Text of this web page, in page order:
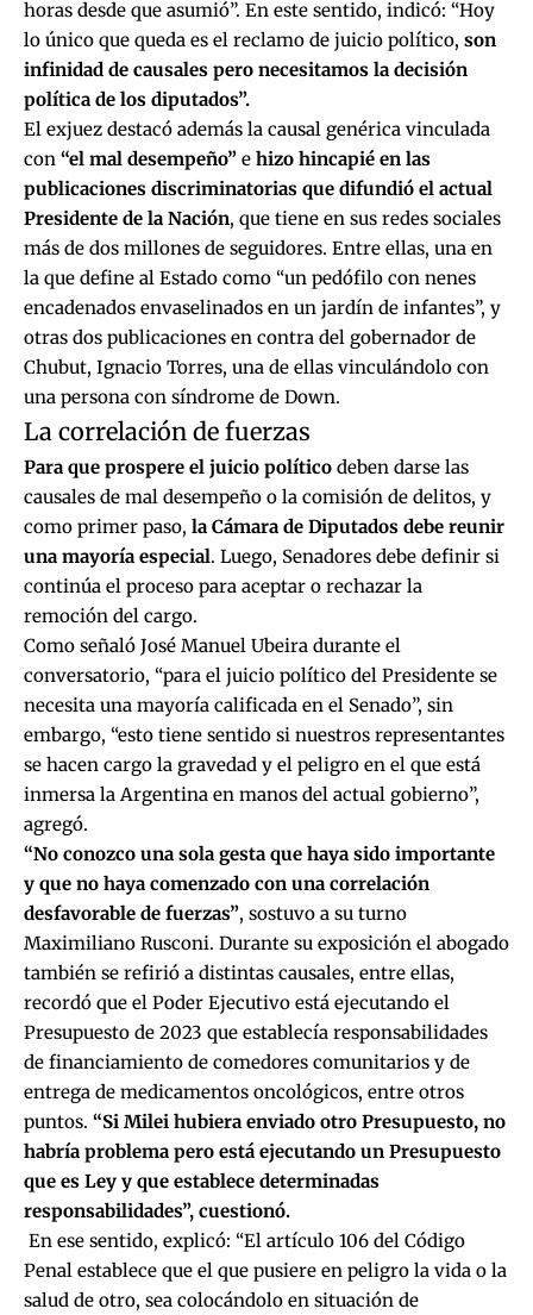
horas desde que asumió”. En este sentido, indicó: “Hoy
lo único que queda es el reclamo de juicio político, son
infinidad de causales pero necesitamos la decisión
política de los diputados”.
El exjuez destacó además la causal genérica vinculada
con “el mal desempeño” e hizo hincapié en las
publicaciones discriminatorias que difundió el actual
Presidente de la Nación, que tiene en sus redes sociales
más de dos millones de seguidores. Entre ellas, una en
la que define al Estado como “un pedófilo con nenes
encadenados envaselinados en un jardín de infantes”, y
otras dos publicaciones en contra del gobernador de
Chubut, Ignacio Torres, una de ellas vinculándolo con
una persona con síndrome de Down.
La correlación de fuerzas
Para que prospere el juicio político deben darse las
causales de mal desempeño o la comisión de delitos, y
como primer paso, la Cámara de Diputados debe reunir
una mayoría especial. Luego, Senadores debe definir si
continúa el proceso para aceptar o rechazar la
remoción del cargo.
Como señaló José Manuel Ubeira durante el
conversatorio, “para el juicio político del Presidente se
necesita una mayoría calificada en el Senado”, sin
embargo, “esto tiene sentido si nuestros representantes
se hacen cargo la gravedad y el peligro en el que está
inmersa la Argentina en manos del actual gobierno”,
agregó.
“No conozco una sola gesta que haya sido importante
y que no haya comenzado con una correlación
desfavorable de fuerzas”, sostuvo a su turno
Maximiliano Rusconi. Durante su exposición el abogado
también se refirió a distintas causales, entre ellas,
recordó que el Poder Ejecutivo está ejecutando el
Presupuesto de 2023 que establecía responsabilidades
de financiamiento de comedores comunitarios y de
entrega de medicamentos oncológicos, entre otros
puntos. “Si Milei hubiera enviado otro Presupuesto, no
habría problema pero está ejecutando un Presupuesto
que es Ley y que establece determinadas
responsabilidades”, cuestionó.
En ese sentido, explicó: “El artículo 106 del Código
Penal establece que el que pusiere en peligro la vida o la
salud de otro, sea colocándolo en situación de